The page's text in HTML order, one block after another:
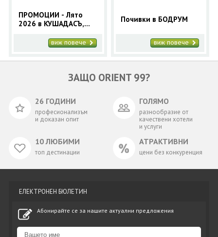
ПРОМОЦИИ - Лято
2026 в КУШАДАСЪ,
автобус май и юни
виж повече
Почивки в БОДРУМ
виж повече
ЗАЩО ORIENT 99?
26 ГОДИНИ
професионализъм
и доказан опит
ГОЛЯМО
разнообразие от
качествени хотели
и услуги
10 ЛЮБИМИ
топ дестинации
АТРАКТИВНИ
цени без конкуренция
ЕЛЕКТРОНЕН БЮЛЕТИН
Абонирайте се за нашите актуални предложения